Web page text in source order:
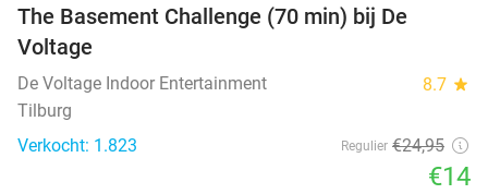
The Basement Challenge (70 min) bij De
Voltage
De Voltage Indoor Entertainment 8.7 star
Tilburg
Verkocht: 1.823
Regulier €24,95
€14